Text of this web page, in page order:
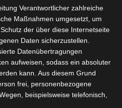
Mitglieder von folgenden
auf
Kursen für
in der
Verantwortlicher zahlreiche
Maßnahmen umgesetzt, um
der über diese Internetseite
Daten sicherzustellen.
Datenübertragungen
aufweisen, sodass ein absoluter
kann. Aus diesem Grund
frei, personenbezogene
beispielsweise telefonisch,